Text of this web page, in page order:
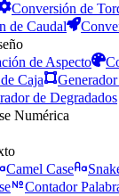
Conversión de
de Caudal
de Aspecto
Caja
de Degradados
Numérica
Camel Case
Contador